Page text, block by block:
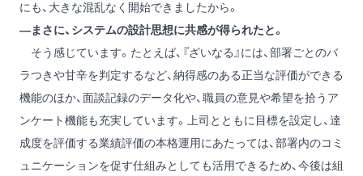
にも、大きな混乱なく開始できましたから。
―まさに、システムの設計思想に共感が得られたと。
そう感じています。たとえば、『ざいなる』には、部署ごとのバ
ラつきや甘辛を判定するなど、納得感のある正当な評価ができる
機能のほか、面談記録のデータ化や、職員の意見や希望を拾うア
ンケート機能も充実しています。上司とともに目標を設定し、達
成度を評価する業績評価の本格運用にあたっては、部署内のコミ
ュニケーションを促す仕組みとしても活用できるため、今後は組